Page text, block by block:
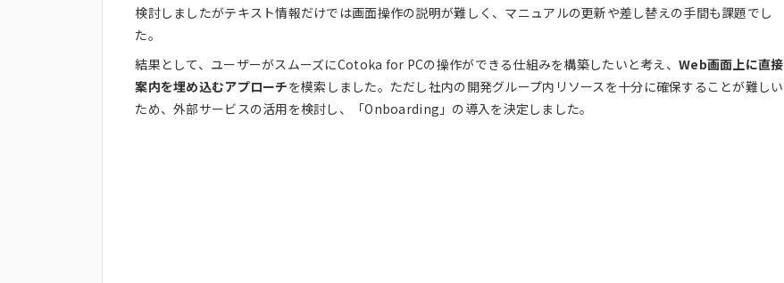
検討しましたがテキスト情報だけでは画面操作の説明が難しく、マニュアルの更新や差し替えの手間も課題でし
た。
結果として、ユーザーがスムーズにCotoka for PCの操作ができる仕組みを構築したいと考え、Web画面上に直接
案内を埋め込むアプローチを模索しました。ただし社内の開発グループ内リソースを十分に確保することが難しい
ため、外部サービスの活用を検討し、「Onboarding」の導入を決定しました。